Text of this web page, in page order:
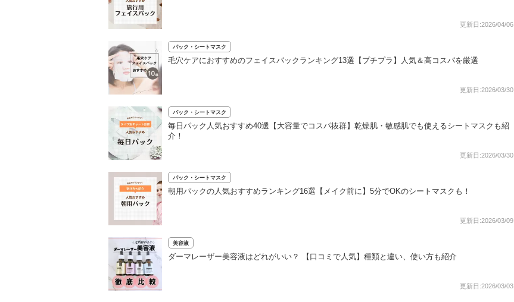
更新日:2026/04/06
パック・シートマスク
毛穴ケアにおすすめのフェイスパックランキング13選【プチプラ】人気＆高コスパを厳選
更新日:2026/03/30
パック・シートマスク
毎日パック人気おすすめ40選【大容量でコスパ抜群】乾燥肌・敏感肌でも使えるシートマスクも紹
介！
更新日:2026/03/30
パック・シートマスク
朝用パックの人気おすすめランキング16選【メイク前に】5分でOKのシートマスクも！
更新日:2026/03/09
美容液
ダーマレーザー美容液はどれがいい？ 【口コミで人気】種類と違い、使い方も紹介
更新日:2026/03/03